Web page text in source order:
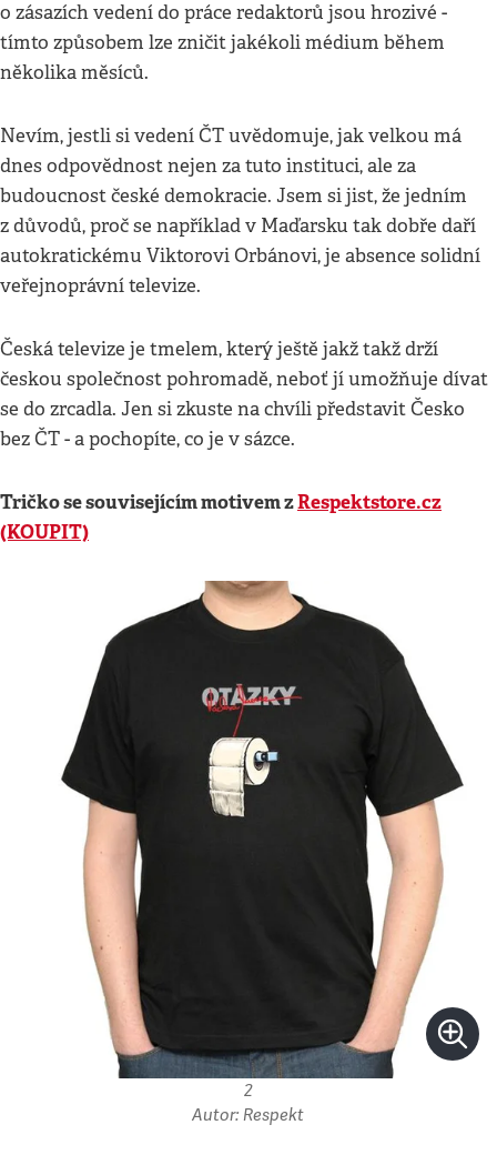
o zásazích vedení do práce redaktorů jsou hrozivé -
tímto způsobem lze zničit jakékoli médium během
několika měsíců.
Nevím, jestli si vedení ČT uvědomuje, jak velkou má
dnes odpovědnost nejen za tuto instituci, ale za
budoucnost české demokracie. Jsem si jist, že jedním
z důvodů, proč se například v Maďarsku tak dobře daří
autokratickému Viktorovi Orbánovi, je absence solidní
veřejnoprávní televize.
Česká televize je tmelem, který ještě jakž takž drží
českou společnost pohromadě, neboť jí umožňuje dívat
se do zrcadla. Jen si zkuste na chvíli představit Česko
bez ČT - a pochopíte, co je v sázce.
Tričko se souvisejícím motivem zRespektstore.cz
(KOUPIT)
2
Autor: Respekt